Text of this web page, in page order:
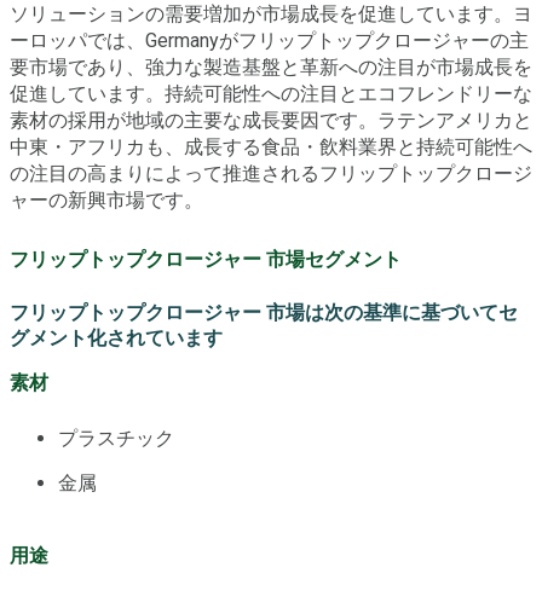
ソリューションの需要増加が市場成長を促進しています。ヨ
ーロッパでは、Germanyがフリップトップクロージャーの主
要市場であり、強力な製造基盤と革新への注目が市場成長を
促進しています。持続可能性への注目とエコフレンドリーな
素材の採用が地域の主要な成長要因です。ラテンアメリカと
中東・アフリカも、成長する食品・飲料業界と持続可能性へ
の注目の高まりによって推進されるフリップトップクロージ
ャーの新興市場です。
フリップトップクロージャー 市場セグメント
フリップトップクロージャー 市場は次の基準に基づいてセ
グメント化されています
素材
プラスチック
金属
用途